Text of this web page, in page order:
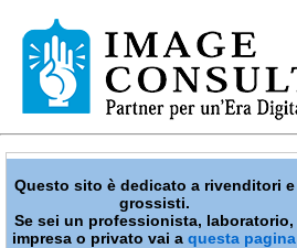
Questo sito è dedicato a rivenditori e
grossisti.
Se sei un professionista, laboratorio,
impresa o privato vai aquesta pagina